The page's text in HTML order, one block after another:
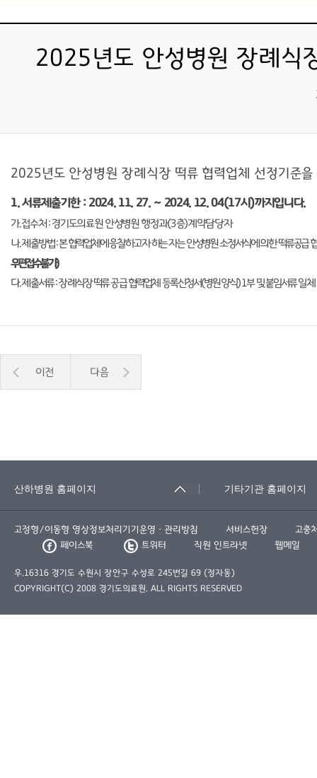
2025년도 안성병원 장례식
2025년도 안성병원 장례식장 떡류 협력업체 선정기준을
1. 서류제출기한: 2024. 11. 27. ∼ 2024. 12. 04(17시 )까지입니다.
가.접수처 :경기도의료원 안성병원 행정과(3층)계약담당자
나.제출방법:본 협력업체에 응찰하고자 하는 자는 안성병원 소정서식에 의한 떡류공급
우편 접수 불가 )
다.제출서류:장례식장 떡류 공급 협력업체 등록신청서(병원양식) 1부 및 붙임서류 일체
이전 다음
고정형/이동형 영상정보처리기기운영ㆍ관리방침 서비스헌장
고충
페이스북
트위터 직원 인트라넷 웹메일
우.16316 경기도 수원시 장안구 수성로 245번길 69 (정자동)
COPYRIGHT(C) 2008 경기도의료원. ALL RIGHTS RESERVED